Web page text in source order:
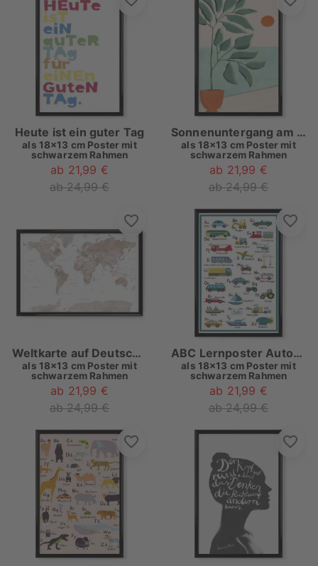
Heute ist ein guter Tag
als 18x13 cm Poster mit
schwarzem Rahmen
ab 21,99 €
ab 24,99 €
Sonnenuntergang am Strandhaus
als 18x13 cm Poster mit
schwarzem Rahmen
ab 21,99 €
ab 24,99 €
Weltkarte auf Deutsch, Finn
als 18x13 cm Poster mit
schwarzem Rahmen
ab 21,99 €
ab 24,99 €
ABC Lernposter Autos und Fahrzeuge
als 18x13 cm Poster mit
schwarzem Rahmen
ab 21,99 €
ab 24,99 €